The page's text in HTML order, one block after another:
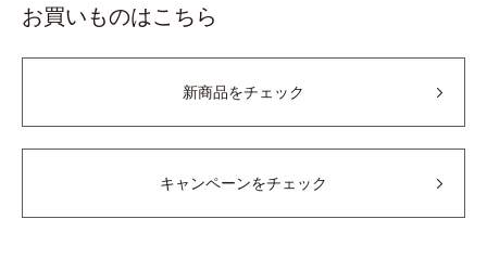
お買いものはこちら
新商品をチェック
キャンペーンをチェック